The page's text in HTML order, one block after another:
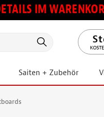
IM
Saiten + Zubehör